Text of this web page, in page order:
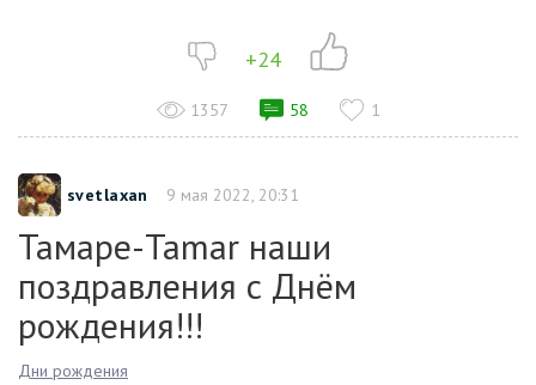
+24
1357 58 1
svetlaxan 9 мая 2022, 20:31
Тамаре-Tamar наши
поздравления с Днём
рождения!!!
Дни рождения